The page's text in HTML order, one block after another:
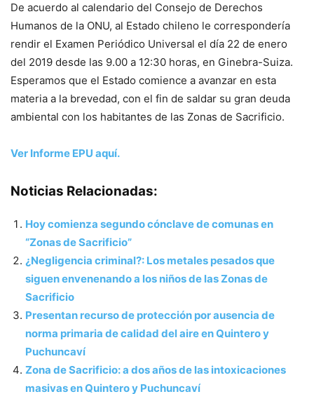
De acuerdo al calendario del Consejo de Derechos
Humanos de la ONU, al Estado chileno le correspondería
rendir el Examen Periódico Universal el día 22 de enero
del 2019 desde las 9.00 a 12:30 horas, en Ginebra-Suiza.
Esperamos que el Estado comience a avanzar en esta
materia a la brevedad, con el fin de saldar su gran deuda
ambiental con los habitantes de las Zonas de Sacrificio.
Ver Informe EPU aquí.
Noticias Relacionadas:
Hoy comienza segundo cónclave de comunas en
“Zonas de Sacrificio”
¿Negligencia criminal?: Los metales pesados que
siguen envenenando a los niños de las Zonas de
Sacrificio
Presentan recurso de protección por ausencia de
norma primaria de calidad del aire en Quintero y
Puchuncaví
Zona de Sacrificio: a dos años de las intoxicaciones
masivas en Quintero y Puchuncaví